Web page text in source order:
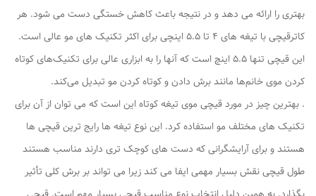
بهتری را ارائه می دهد و در نتیجه باعث کاهش خستگی دست می شود. هر
کاترقیچی با تیغه های 4 تا 5.5 اینچی برای اکثر تکنیک های مو عالی است.
این قیچی تنها 5.5 اینچ است که آنها را به ابزاری عالی برای تکنیک‌های کوتاه
کردن موی خانم‌ها مانند برش دادن و کوتاه کردن مو تبدیل می‌کند.
. بهترین چیز در مورد قیچی موی تیغه کوتاه این است که می توان از آن برای
تکنیک های مختلف مو استفاده کرد. این نوع تیغه ها رایج ترین قیچی ها
هستند و برای آرایشگرانی که دست های کوچک تری دارند مناسب هستند
طول قیچی نقش بسیار مهمی ایفا می کند زیرا می تواند بر برش کلی تأثیر